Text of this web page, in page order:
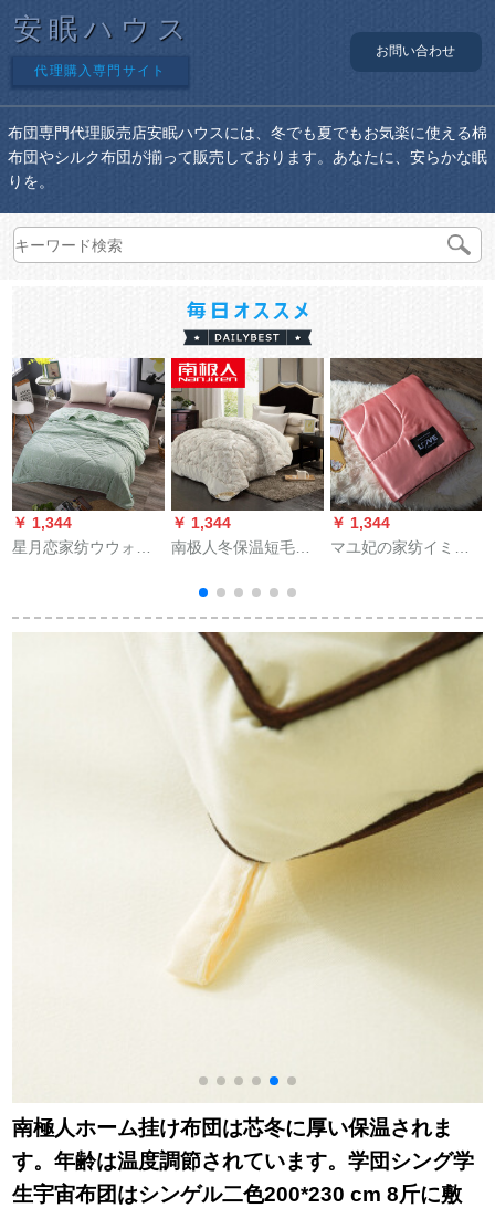
安眠ハウス
代理購入専門サイト
お問い合わせ
布団専門代理販売店安眠ハウスには、冬でも夏でもお気楽に使える棉
布団やシルク布団が揃って販売しております。あなたに、安らかな眠
りを。
￥ 1,344
星月恋家纺ウウォー
适です。ウォーカー
￥ 1,344
南极人冬保温短毛绒
太空被心ダンベル春
秋布グランド花
220*240 cm(8斤)
￥ 1,344
マユ妃の家纺イミテ
被温度调节挂け布团
夏薄い布団玉色
200*230 cm
南極人ホーム挂け布団は芯冬に厚い保温されま
す。年齢は温度調節されています。学団シング学
生宇宙布团はシンゲル二色200*230 cm 8斤に敷